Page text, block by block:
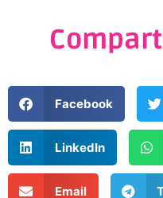
Facebook
LinkedIn
Email